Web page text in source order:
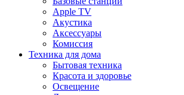
Apple TV
Акустика
Аксессуары
Комиссия
Техника для дома
Бытовая техника
Красота и здоровье
Освещение